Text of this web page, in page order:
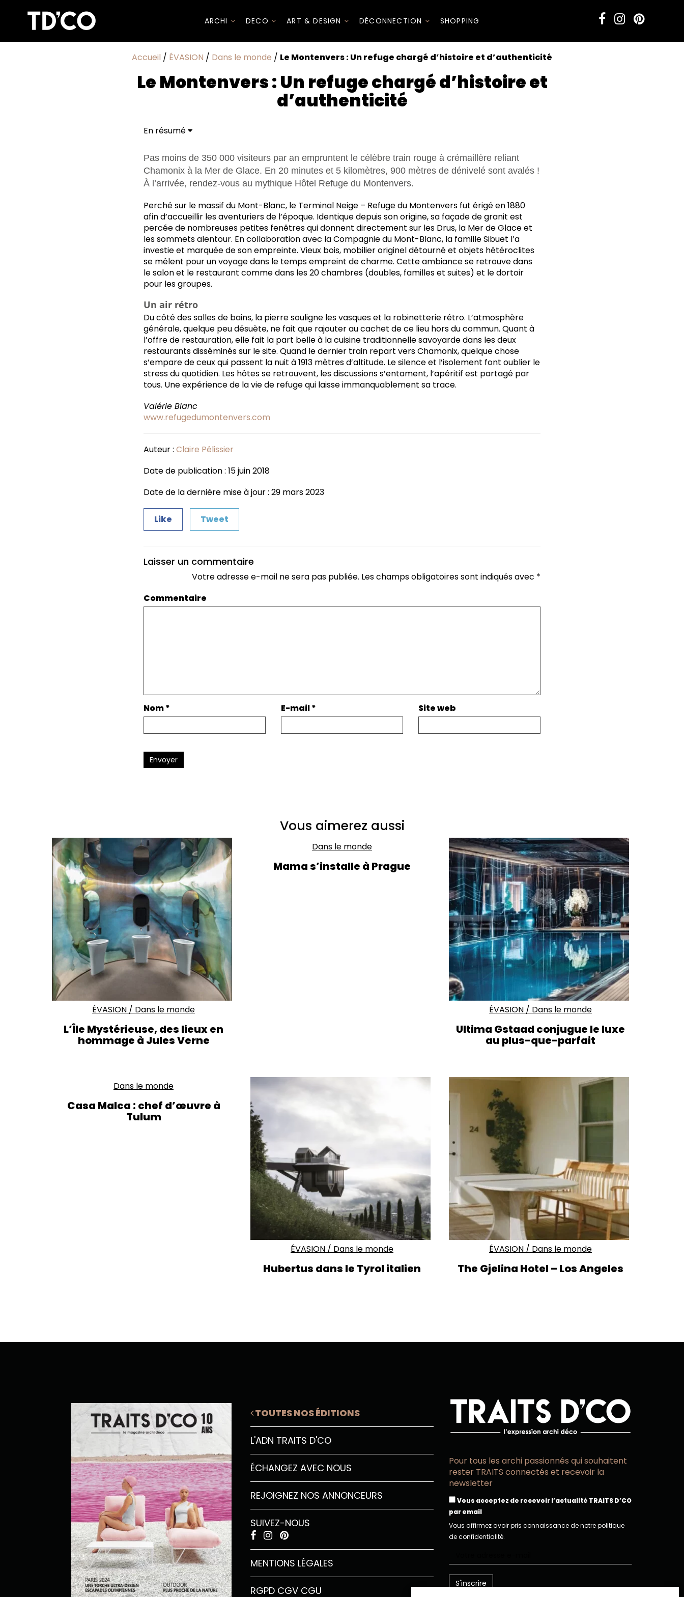
ARCHI DECO ART & DESIGN DÉCONNECTION SHOPPING
Accueil / ÉVASION / Dans le monde / Le Montenvers : Un refuge chargé d’histoire et d’authenticité
Le Montenvers : Un refuge chargé d’histoire et
d’authenticité
En résumé
Pas moins de 350 000 visiteurs par an empruntent le célèbre train rouge à crémaillère reliant
Chamonix à la Mer de Glace. En 20 minutes et 5 kilomètres, 900 mètres de dénivelé sont avalés !
À l’arrivée, rendez-vous au mythique Hôtel Refuge du Montenvers.
Perché sur le massif du Mont-Blanc, le Terminal Neige – Refuge du Montenvers fut érigé en 1880
afin d’accueillir les aventuriers de l’époque. Identique depuis son origine, sa façade de granit est
percée de nombreuses petites fenêtres qui donnent directement sur les Drus, la Mer de Glace et
les sommets alentour. En collaboration avec la Compagnie du Mont-Blanc, la famille Sibuet l’a
investie et marquée de son empreinte. Vieux bois, mobilier originel détourné et objets hétéroclites
se mêlent pour un voyage dans le temps empreint de charme. Cette ambiance se retrouve dans
le salon et le restaurant comme dans les 20 chambres (doubles, familles et suites) et le dortoir
pour les groupes.
Un air rétro
Du côté des salles de bains, la pierre souligne les vasques et la robinetterie rétro. L’atmosphère
générale, quelque peu désuète, ne fait que rajouter au cachet de ce lieu hors du commun. Quant à
l’offre de restauration, elle fait la part belle à la cuisine traditionnelle savoyarde dans les deux
restaurants disséminés sur le site. Quand le dernier train repart vers Chamonix, quelque chose
s’empare de ceux qui passent la nuit à 1913 mètres d’altitude. Le silence et l’isolement font oublier le
stress du quotidien. Les hôtes se retrouvent, les discussions s’entament, l’apéritif est partagé par
tous. Une expérience de la vie de refuge qui laisse immanquablement sa trace.
Valérie Blanc
www.refugedumontenvers.com
Auteur : Claire Pélissier
Date de publication : 15 juin 2018
Date de la dernière mise à jour : 29 mars 2023
Like Tweet
Laisser un commentaire
Votre adresse e-mail ne sera pas publiée. Les champs obligatoires sont indiqués avec *
Commentaire
Nom* E-mail* Site web
Envoyer
Vous aimerez aussi
ÉVASION / Dans le monde
L’Île Mystérieuse, des lieux en
hommage à Jules Verne
Dans le monde
Mama s’installe à Prague
ÉVASION / Dans le monde
Ultima Gstaad conjugue le luxe
au plus-que-parfait
Dans le monde
Casa Malca : chef d’œuvre à
Tulum
ÉVASION / Dans le monde
Hubertus dans le Tyrol italien
ÉVASION / Dans le monde
The Gjelina Hotel – Los Angeles
TOUTES NOS ÉDITIONS
L'ADN TRAITS D'CO
ÉCHANGEZ AVEC NOUS
REJOIGNEZ NOS ANNONCEURS
SUIVEZ-NOUS
MENTIONS LÉGALES
RGPD CGV CGU
Pour tous les archi passionnés qui souhaitent
rester TRAITS connectés et recevoir la
newsletter
Vous acceptez de recevoir l’actualité TRAITS D’CO
par email
Vous affirmez avoir pris connaissance de notre politique
de confidentialité.